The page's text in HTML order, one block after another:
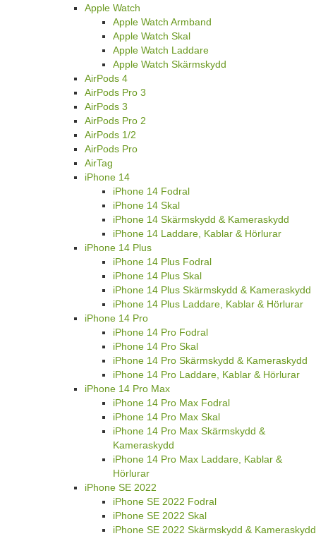
Apple Watch
Apple Watch Armband
Apple Watch Skal
Apple Watch Laddare
Apple Watch Skärmskydd
AirPods 4
AirPods Pro 3
AirPods 3
AirPods Pro 2
AirPods 1/2
AirPods Pro
AirTag
iPhone 14
iPhone 14 Fodral
iPhone 14 Skal
iPhone 14 Skärmskydd & Kameraskydd
iPhone 14 Laddare, Kablar & Hörlurar
iPhone 14 Plus
iPhone 14 Plus Fodral
iPhone 14 Plus Skal
iPhone 14 Plus Skärmskydd & Kameraskydd
iPhone 14 Plus Laddare, Kablar & Hörlurar
iPhone 14 Pro
iPhone 14 Pro Fodral
iPhone 14 Pro Skal
iPhone 14 Pro Skärmskydd & Kameraskydd
iPhone 14 Pro Laddare, Kablar & Hörlurar
iPhone 14 Pro Max
iPhone 14 Pro Max Fodral
iPhone 14 Pro Max Skal
iPhone 14 Pro Max Skärmskydd &
Kameraskydd
iPhone 14 Pro Max Laddare, Kablar &
Hörlurar
iPhone SE 2022
iPhone SE 2022 Fodral
iPhone SE 2022 Skal
iPhone SE 2022 Skärmskydd & Kameraskydd